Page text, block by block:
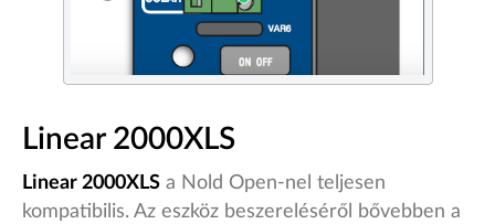
Linear 2000XLS
Linear 2000XLS a Nold Open-nel teljesen
kompatibilis. Az eszköz beszereléséről bővebben a